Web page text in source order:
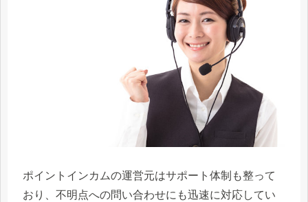
ポイントインカムの運営元はサポート体制も整って
おり、不明点への問い合わせにも迅速に対応してい